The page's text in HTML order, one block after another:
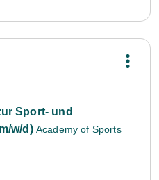
Sport- und
w/d) Academy of Sports